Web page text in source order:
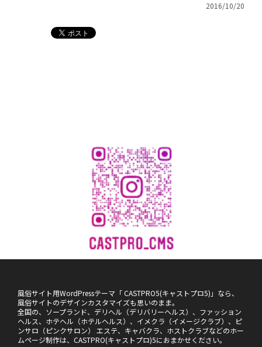
2016/10/20
風俗サイト用WordPressテーマ「 CASTPRO5(キャストプロ5)」なら、
風俗サイトのデザインカスタマイズも思いのまま。
全国の、ソープランド、デリヘル（デリバリーヘルス）、ファッション
ヘルス、ホテヘル（ホテルヘルス）、イメクラ（イメージクラブ）、ピ
ンサロ（ピンクサロン） エステ、キャバクラ、ホストクラブなどのホー
ムページ制作は、CASTPRO(キャストプロ)5におまかせください。